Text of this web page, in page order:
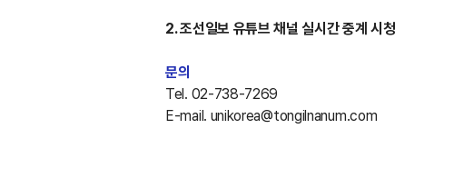
2. 조선일보 유튜브 채널 실시간 중계 시청
문의
Tel. 02-738-7269
E-mail. unikorea@tongilnanum.com